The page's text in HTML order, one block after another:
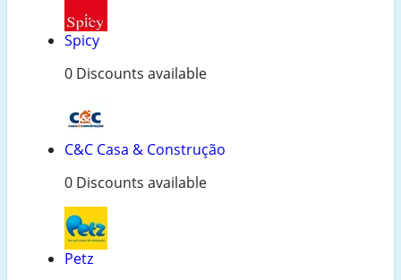
Spicy
0 Discounts available
C&C Casa & Construção
0 Discounts available
Petz